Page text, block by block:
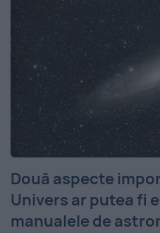
Două aspecte
Univers ar putea fi
manualele de